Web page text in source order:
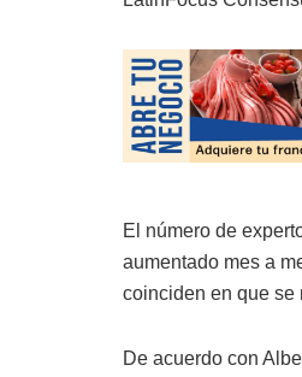
El número de
aumentado mes a
coinciden en que se
De acuerdo con